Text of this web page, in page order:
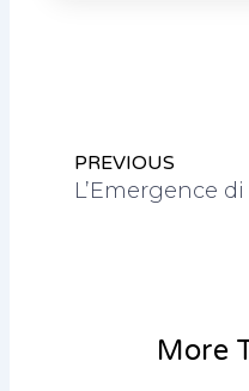
PREVIOUS
More